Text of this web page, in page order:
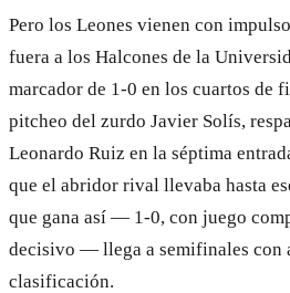
Pero los Leones vienen con
fuera a los Halcones de la
marcador de 1-0 en los cuartos de
pitcheo del zurdo Javier Solís,
Leonardo Ruiz en la séptima
que el abridor rival llevaba hasta
que gana así — 1-0, con juego
decisivo — llega a semifinales con
clasificación.